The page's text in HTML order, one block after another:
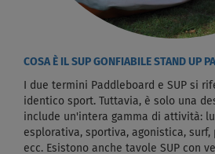
COSA È IL SUP GONFIABILE STAND UP
I due termini Paddleboard e SUP si
identico sport. Tuttavia, è solo una
include un'intera gamma di attività:
esplorativa, sportiva, agonistica, surf,
ecc. Esistono anche tavole SUP con